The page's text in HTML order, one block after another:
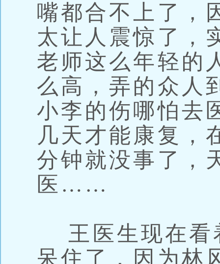
嘴都合不上了，
太让人震惊了，
老师这么年轻的
么高，弄的众人
小李的伤哪怕去
几天才能康复，
分钟就没事了，
医……
王医生现在看
呆住了，因为林